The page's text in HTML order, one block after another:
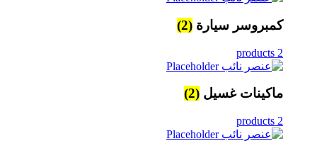
كمبروسر سيارة (2)
2 products
ماكينات غسيل (2)
2 products